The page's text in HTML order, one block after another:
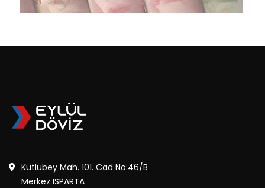
Kutlubey Mah. 101. Cad No:46/B
Merkez ISPARTA